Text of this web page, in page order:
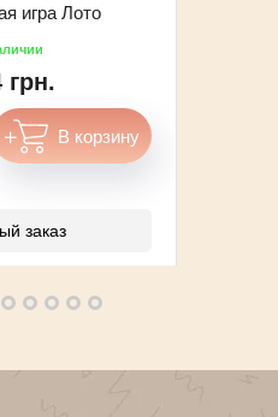
игра Лото
грн.
заказ